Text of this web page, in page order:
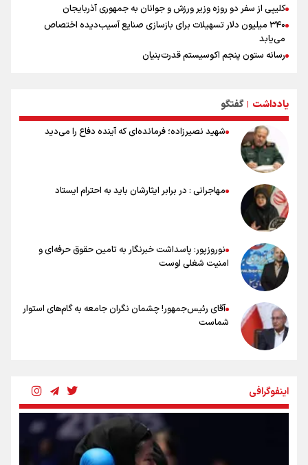
کلیپی از سفر دو روزه وزیر ورزش و جوانان به جمهوری آذربایجان
۳۴۰ میلیون دلار تسهیلات برای بازسازی صنایع آسیب‌دیده اختصاص
می‌یابد
رسانه ستون پنجم اکوسیستم قدرت‌بنیان
شوک بزرگ برای لیونل مسی!
سخنگوی سپاه: بازگشایی تنگۀ هرمز منوط به پذیرش شروط ایران از سوی
آمریکاست و ارتباطی به مذاکرات ایران و عمان ندارد
علت نامگذاری ۱۷ مرداد به عنوان روز خبرنگار چیست؟
ورود مواد آلاینده به منابع آب از نگرانی‌های جدی دوران جنگ است/ خطر از
دست رفتن باروری خاک
مروری بر زندگینامه خبرنگار شهید «محمود صارمی»
۱۷ مرداد؛ روز خبرنگار
یادداشت | گفتگو
شهید نصیرزاده؛ فرمانده‌ای که آینده دفاع را می‌دید
مهاجرانی : در برابر ایثارشان باید به احترام ایستاد
نوروزپور: پاسداشت خبرنگار به تامین حقوق حرفه‌ای و
امنیت شغلی اوست
آقای رئیس‌جمهور! چشمان نگران جامعه به گام‌های استوار
شماست
بنزین؛ تدبیری برای حفظ امنیت انرژی
اینفوگرافی